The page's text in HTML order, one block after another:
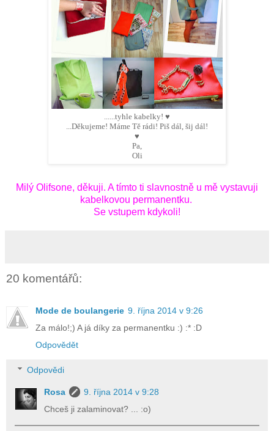
......tyhle kabelky! ♥
...Děkujeme! Máme Tě rádi! Piš dál, šij dál!
♥
Pa,
Oli
Milý Olifsone, děkuji. A tímto ti slavnostně u mě vystavuji
kabelkovou permanentku.
Se vstupem kdykoli!
20 komentářů:
Mode de boulangerie 9. října 2014 v 9:26
Za málo!;) A já díky za permanentku :) :* :D
Odpovědět
Odpovědi
Rosa
9. října 2014 v 9:28
Chceš ji zalaminovat? ... :o)